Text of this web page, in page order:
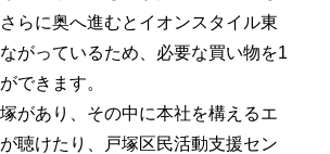
らに奥へ進むとイオンスタイル東
がっているため、必要な買い物を1
できます。
があり、その中に本社を構えるエ
聴けたり、戸塚区民活動支援セン